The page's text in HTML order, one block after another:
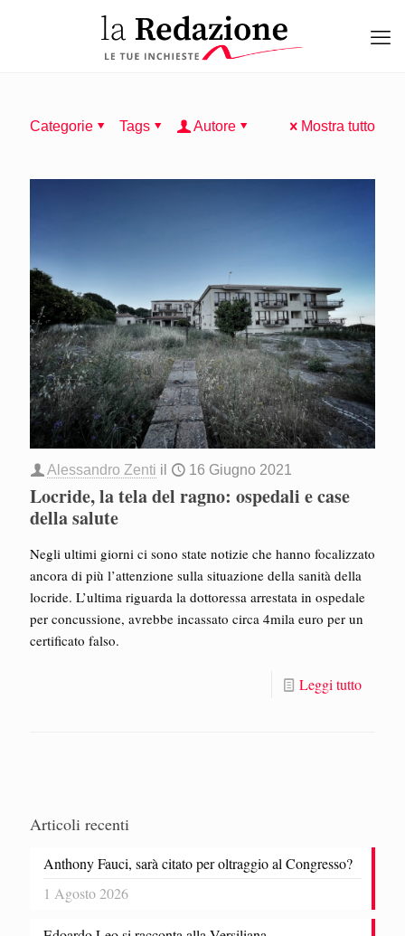
Categorie Tags Autore Mostra tutto
Alessandro Zenti il 16 Giugno 2021
Locride, la tela del ragno: ospedali e case
della salute
Negli ultimi giorni ci sono state notizie che hanno focalizzato
ancora di più l’attenzione sulla situazione della sanità della
locride. L’ultima riguarda la dottoressa arrestata in ospedale
per concussione, avrebbe incassato circa 4mila euro per un
certificato falso.
Leggi tutto
Articoli recenti
Anthony Fauci, sarà citato per oltraggio al Congresso?
1 Agosto 2026